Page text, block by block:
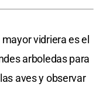
vidriera es el
arboledas para
aves y observar